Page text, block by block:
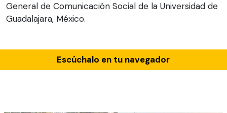
General de Comunicación Social de la Universidad de
Guadalajara, México.
Escúchalo en tu navegador